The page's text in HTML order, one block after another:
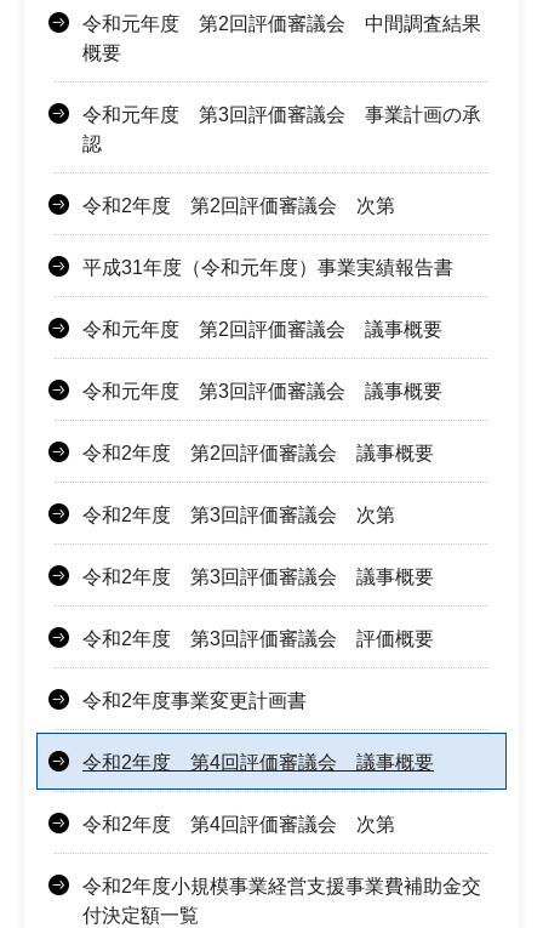
令和元年度 第2回評価審議会 中間調査結果
概要
令和元年度 第3回評価審議会 事業計画の承
認
令和2年度 第2回評価審議会 次第
平成31年度（令和元年度）事業実績報告書
令和元年度 第2回評価審議会 議事概要
令和元年度 第3回評価審議会 議事概要
令和2年度 第2回評価審議会 議事概要
令和2年度 第3回評価審議会 次第
令和2年度 第3回評価審議会 議事概要
令和2年度 第3回評価審議会 評価概要
令和2年度事業変更計画書
令和2年度 第4回評価審議会 議事概要
令和2年度 第4回評価審議会 次第
令和2年度小規模事業経営支援事業費補助金交
付決定額一覧